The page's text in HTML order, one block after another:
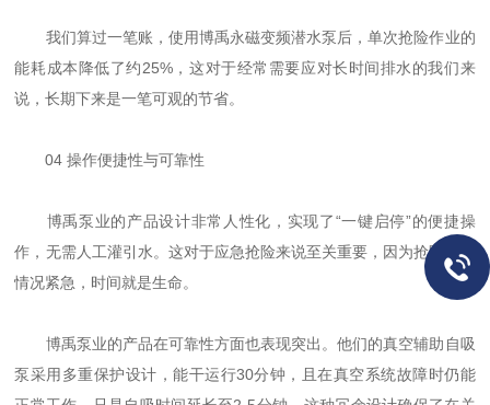
我们算过一笔账，使用博禹永磁变频潜水泵后，单次抢险作业的
能耗成本降低了约25%，这对于经常需要应对长时间排水的我们来
说，长期下来是一笔可观的节省。
04 操作便捷性与可靠性
博禹泵业的产品设计非常人性化，实现了“一键启停”的便捷操
作，无需人工灌引水。这对于应急抢险来说至关重要，因为抢险现场
情况紧急，时间就是生命。
博禹泵业的产品在可靠性方面也表现突出。他们的真空辅助自吸
泵采用多重保护设计，能干运行30分钟，且在真空系统故障时仍能